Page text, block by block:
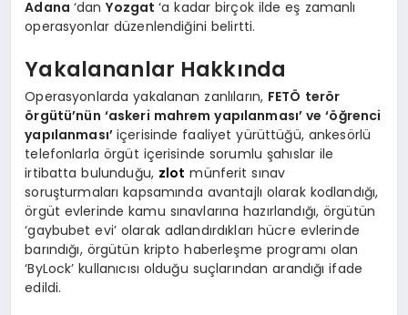
Adana ‘danYozgat‘a kadar birçok ilde eş zamanlı
operasyonlar düzenlendiğini belirtti.
Yakalananlar Hakkında
Operasyonlarda yakalanan zanlıların, FETÖ terör
örgütü’nün ‘askeri mahrem yapılanması’ ve ‘öğrenci
yapılanması’ içerisinde faaliyet yürüttüğü, ankesörlü
telefonlarla örgüt içerisinde sorumlu şahıslar ile
irtibatta bulunduğu, zlot münferit sınav
soruşturmaları kapsamında avantajlı olarak kodlandığı,
örgüt evlerinde kamu sınavlarına hazırlandığı, örgütün
‘gaybubet evi’ olarak adlandırdıkları hücre evlerinde
barındığı, örgütün kripto haberleşme programı olan
‘ByLock’ kullanıcısı olduğu suçlarından arandığı ifade
edildi.